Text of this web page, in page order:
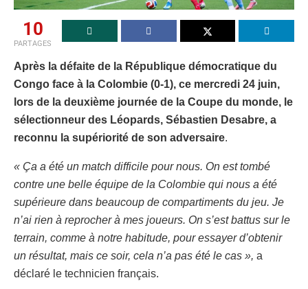
10
PARTAGES
Après la défaite de la République démocratique du
Congo face à la Colombie (0-1), ce mercredi 24 juin,
lors de la deuxième journée de la Coupe du monde, le
sélectionneur des Léopards, Sébastien Desabre, a
reconnu la supériorité de son adversaire.
« Ça a été un match difficile pour nous. On est tombé
contre une belle équipe de la Colombie qui nous a été
supérieure dans beaucoup de compartiments du jeu. Je
n’ai rien à reprocher à mes joueurs. On s’est battus sur le
terrain, comme à notre habitude, pour essayer d’obtenir
un résultat, mais ce soir, cela n’a pas été le cas », a
déclaré le technicien français.